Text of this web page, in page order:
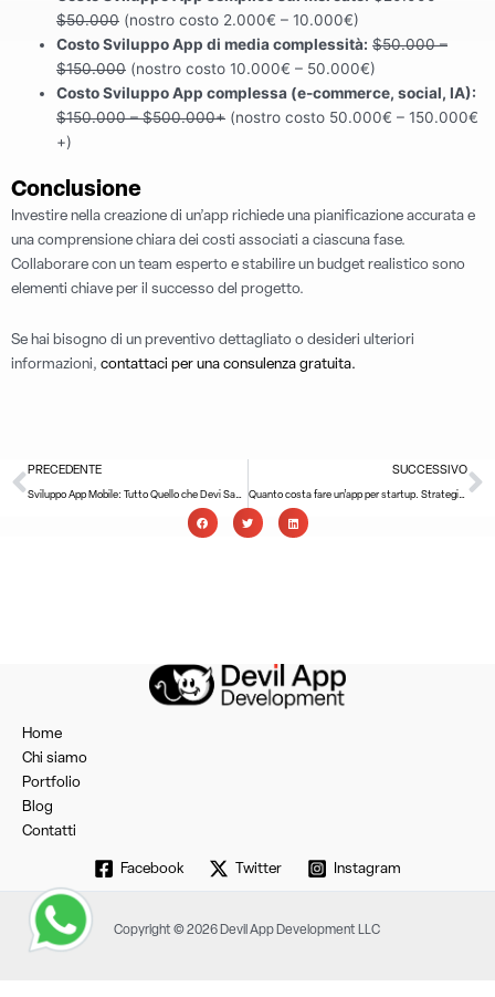
$50.000 (nostro costo 2.000€ – 10.000€)
Costo Sviluppo App di media complessità: $50.000 –
$150.000 (nostro costo 10.000€ – 50.000€)
Costo Sviluppo App complessa (e-commerce, social, IA):
$150.000 – $500.000+ (nostro costo 50.000€ – 150.000€
+)
Conclusione
Investire nella creazione di un’app richiede una pianificazione accurata e
una comprensione chiara dei costi associati a ciascuna fase.
Collaborare con un team esperto e stabilire un budget realistico sono
elementi chiave per il successo del progetto.
Se hai bisogno di un preventivo dettagliato o desideri ulteriori
informazioni, contattaci per una consulenza gratuita.
PRECEDENTE
Sviluppo App Mobile: Tutto Quello che Devi Sapere
SUCCESSIVO
Quanto costa fare un’app per startup. Strategie per ottimizzare il budget
Home
Chi siamo
Portfolio
Blog
Contatti
Facebook Twitter Instagram
Copyright © 2026 Devil App Development LLC